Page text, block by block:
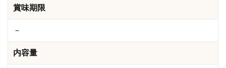
賞味期限
－
内容量